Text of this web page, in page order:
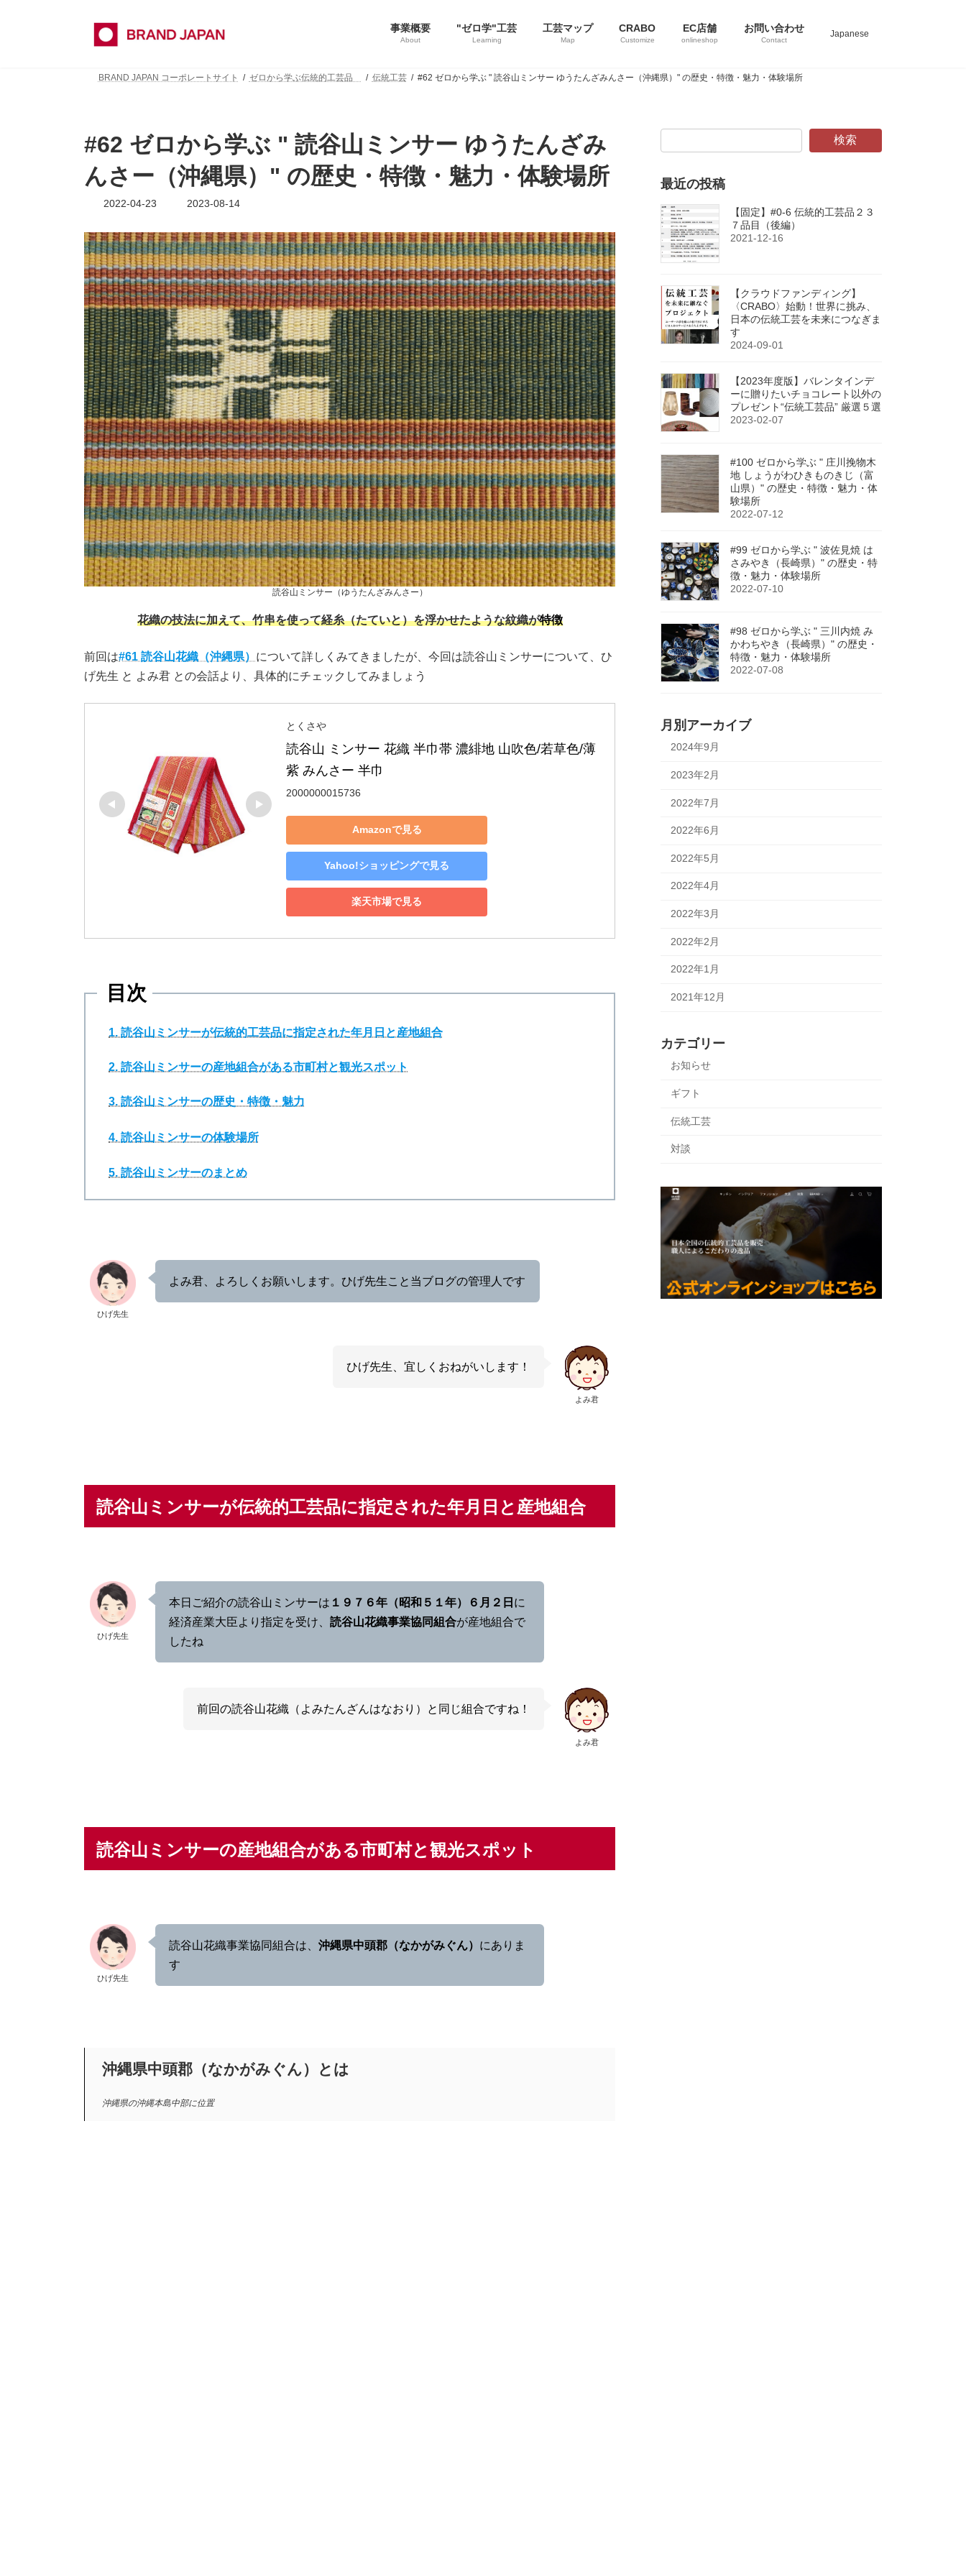
事業概要
About
"ゼロ学"工芸
Learning
工芸マップ
Map
CRABO
Customize
EC店舗
onlineshop
お問い合わせ
Contact
Japanese
BRAND JAPAN コーポレートサイト ゼロから学ぶ伝統的工芸品 伝統工芸 #62 ゼロから学ぶ " 読谷山ミンサー ゆうたんざみんさー（沖縄県）" の歴史・特徴・魅力・体験場所
#62 ゼロから学ぶ " 読谷山ミンサー ゆうたんざみ
んさー（沖縄県）" の歴史・特徴・魅力・体験場所
2022-04-23
最
新
日
時
:
2023-08-14
読谷山ミンサー（ゆうたんざみんさー）
花織の技法に加えて、竹串を使って経糸（たていと）を浮かせたような紋織が特徴
前回は#61 読谷山花織（沖縄県） について詳しくみてきましたが、今回は読谷山ミンサーについて、ひ
げ先生 と よみ君 との会話より、具体的にチェックしてみましょう
とくさや
読谷山 ミンサー 花織 半巾帯 濃緋地 山吹色/若草色/薄
紫 みんさー 半巾
2000000015736
Amazonで見る
Yahoo!ショッピングで見る
楽天市場で見る
目次
1. 読谷山ミンサーが伝統的工芸品に指定された年月日と産地組合
2. 読谷山ミンサーの産地組合がある市町村と観光スポット
3. 読谷山ミンサーの歴史・特徴・魅力
4. 読谷山ミンサーの体験場所
5. 読谷山ミンサーのまとめ
ひげ先生
よみ君、よろしくお願いします。ひげ先生こと当ブログの管理人です
よみ君
ひげ先生、宜しくおねがいします！
読谷山ミンサーが伝統的工芸品に指定された年月日と産地組合
ひげ先生
本日ご紹介の読谷山ミンサーは １９７６年（昭和５１年）６月２日 に
経済産業大臣より指定を受け、読谷山花織事業協同組合が産地組合で
したね
よみ君
前回の読谷山花織（よみたんざんはなおり）と同じ組合ですね！
読谷山ミンサーの産地組合がある市町村と観光スポット
ひげ先生
読谷山花織事業協同組合は、沖縄県中頭郡（なかがみぐん） にありま
す
沖縄県中頭郡（なかがみぐん） とは
沖縄県の沖縄本島中部に位置
検索
最近の投稿
【固定】#0-6 伝統的工芸品２３
７品目（後編）
2021-12-16
【クラウドファンディング】
〈CRABO〉始動！世界に挑み、
日本の伝統工芸を未来につなぎま
す
2024-09-01
【2023年度版】バレンタインデ
ーに贈りたいチョコレート以外の
プレゼント“伝統工芸品” 厳選５選
2023-02-07
#100 ゼロから学ぶ " 庄川挽物木
地 しょうがわひきものきじ（富
山県）" の歴史・特徴・魅力・体
験場所
2022-07-12
#99 ゼロから学ぶ " 波佐見焼 は
さみやき（長崎県）" の歴史・特
徴・魅力・体験場所
2022-07-10
#98 ゼロから学ぶ " 三川内焼 み
かわちやき（長崎県）" の歴史・
特徴・魅力・体験場所
2022-07-08
月別アーカイブ
2024年9月
2023年2月
2022年7月
2022年6月
2022年5月
2022年4月
2022年3月
2022年2月
2022年1月
2021年12月
カテゴリー
お知らせ
ギフト
伝統工芸
対談